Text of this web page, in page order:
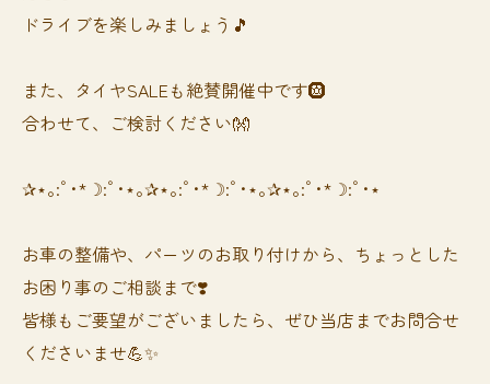
ドライブを楽しみましょう🎵
また、タイヤSALEも絶賛開催中です🛞
合わせて、ご検討ください👐
✰⋆｡:ﾟ･*☽:ﾟ･⋆｡✰⋆｡:ﾟ･*☽:ﾟ･⋆｡✰⋆｡:ﾟ･*☽:ﾟ･⋆
お車の整備や、パーツのお取り付けから、ちょっとした
お困り事のご相談まで❣️
皆様もご要望がございましたら、ぜひ当店までお問合せ
くださいませ💪✨